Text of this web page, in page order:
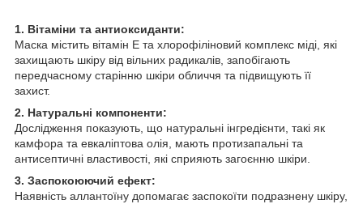
1. Вітаміни та антиоксиданти:
Маска містить вітамін E та хлорофіліновий комплекс міді, які
захищають шкіру від вільних радикалів, запобігають
передчасному старінню шкіри обличчя та підвищують її
захист.
2. Натуральні компоненти:
Дослідження показують, що натуральні інгредієнти, такі як
камфора та евкаліптова олія, мають протизапальні та
антисептичні властивості, які сприяють загоєнню шкіри.
3. Заспокоюючий ефект:
Наявність аллантоїну допомагає заспокоїти подразнену шкіру,